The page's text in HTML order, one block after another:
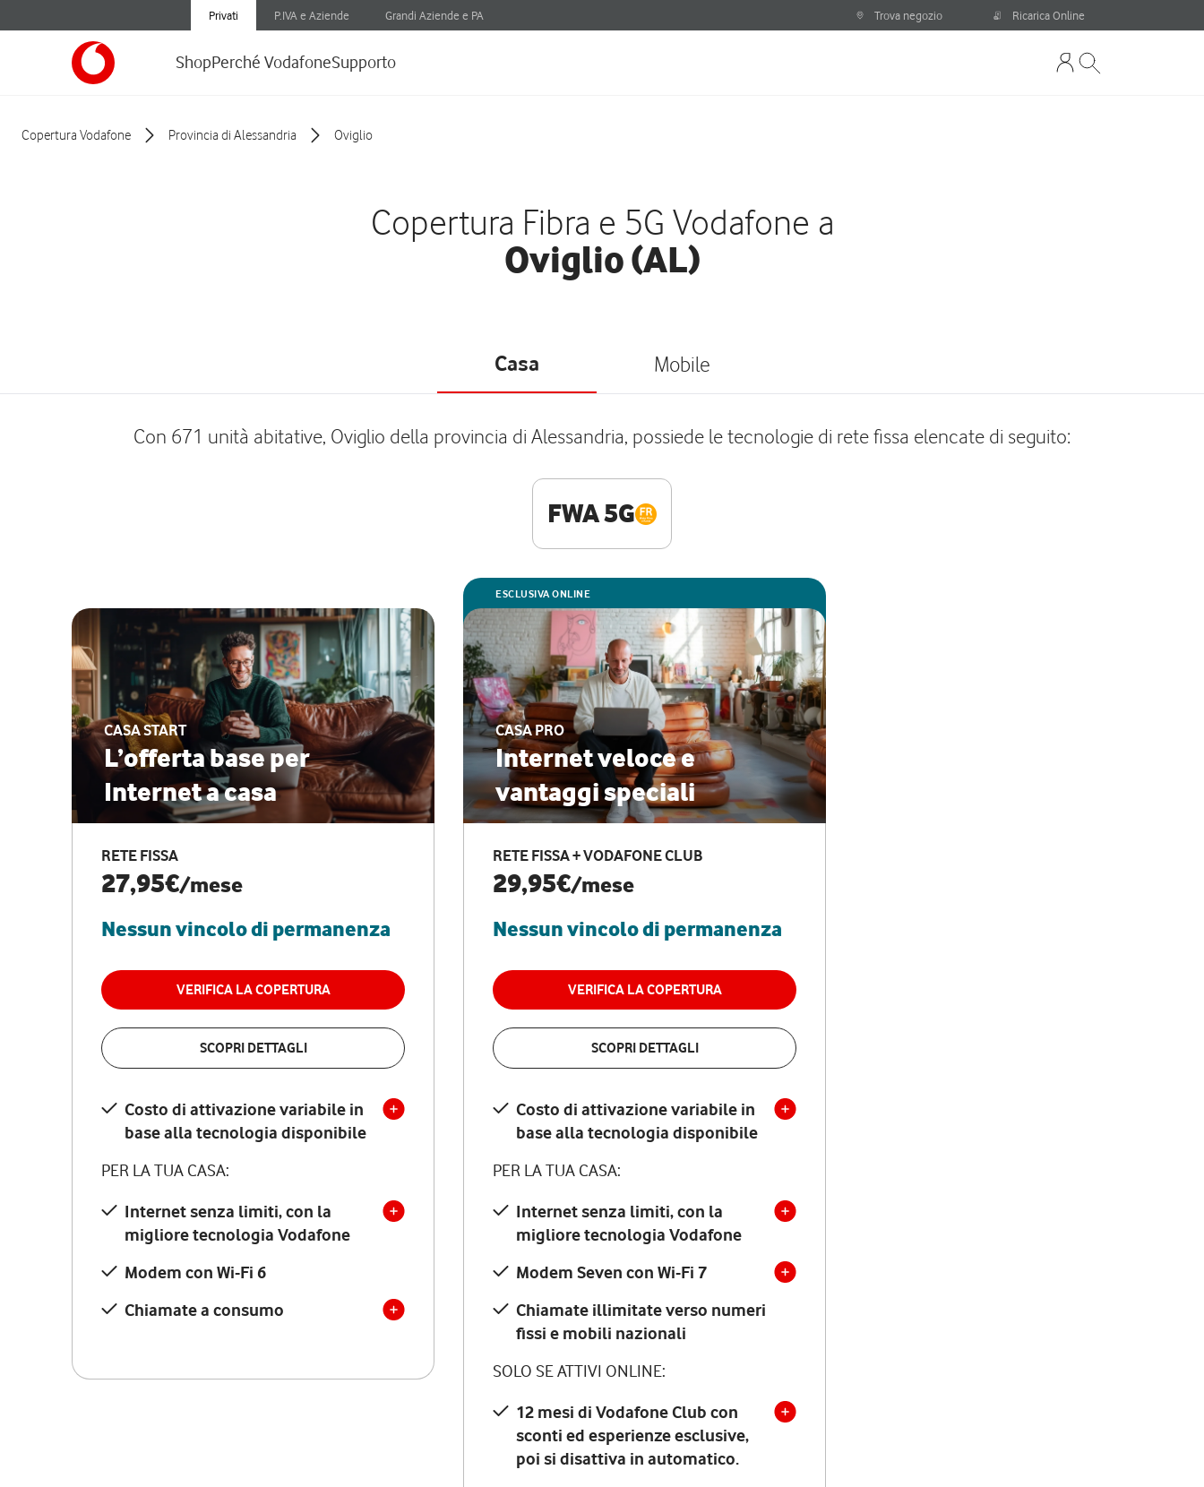
Privati P.IVA e Aziende Grandi Aziende e PA Trova negozio Ricarica Online
ShopPerché VodafoneSupporto
Copertura Vodafone Provincia di Alessandria Oviglio
Copertura Fibra e 5G Vodafone a
Oviglio (AL)
Casa Mobile
Con 671 unità abitative, Oviglio della provincia di Alessandria, possiede le tecnologie di rete fissa elencate di seguito:
FWA 5G
CASA START
L’offerta base per
Internet a casa
RETE FISSA
27,95€/mese
Nessun vincolo di permanenza
VERIFICA LA COPERTURA
SCOPRI DETTAGLI
Costo di attivazione variabile in
base alla tecnologia disponibile
PER LA TUA CASA:
Internet senza limiti, con la
migliore tecnologia Vodafone
Modem con Wi-Fi 6
Chiamate a consumo
ESCLUSIVA ONLINE
CASA PRO
Internet veloce e
vantaggi speciali
RETE FISSA + VODAFONE CLUB
29,95€/mese
Nessun vincolo di permanenza
VERIFICA LA COPERTURA
SCOPRI DETTAGLI
Costo di attivazione variabile in
base alla tecnologia disponibile
PER LA TUA CASA:
Internet senza limiti, con la
migliore tecnologia Vodafone
Modem Seven con Wi-Fi 7
Chiamate illimitate verso numeri
fissi e mobili nazionali
SOLO SE ATTIVI ONLINE:
12 mesi di Vodafone Club con
sconti ed esperienze esclusive,
poi si disattiva in automatico.